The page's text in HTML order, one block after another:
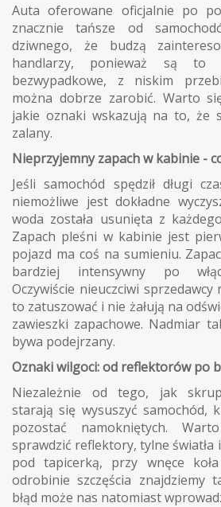
Auta oferowane oficjalnie po
znacznie tańsze od
dziwnego, że budzą
handlarzy, ponieważ są to
bezwypadkowe, z niskim
można dobrze zarobić. Warto
jakie oznaki wskazują na to, że
zalany.
Nieprzyjemny zapach w kabinie -
Jeśli samochód spędził długi
niemożliwe jest dokładne
woda została usunięta z
Zapach pleśni w kabinie jest
pojazd ma coś na sumieniu.
bardziej intensywny po
Oczywiście nieuczciwi
to zatuszować i nie żałują na
zawieszki zapachowe. Nadmiar
bywa podejrzany.
Oznaki wilgoci: od reflektorów po
Niezależnie od tego, jak
starają się wysuszyć samochód,
pozostać namokniętych.
sprawdzić reflektory, tylne światła
pod tapicerką, przy wnęce
odrobinie szczęścia znajdziemy
błąd może nas natomiast